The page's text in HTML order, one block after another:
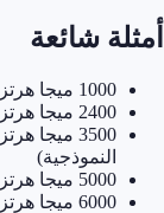
أمثلة شائعة
1000 ميجا هرتز = 1 جيجا هرتز
2400 ميجا هرتز = 2.4 جيجا هرتز (نطاق Wi-Fi)
النموذجية)
5000 ميجا هرتز = 5 جيجا هرتز (نطاق Wi-Fi 5 جيجا هرتز)
6000 ميجا هرتز = 6 جيجا هرتز (واي فاي 6E)